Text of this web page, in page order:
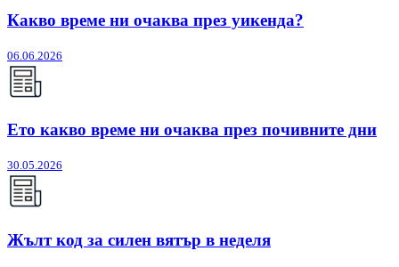
Какво време ни очаква през уикенда?
06.06.2026
Ето какво време ни очаква през почивните дни
30.05.2026
Жълт код за силен вятър в неделя